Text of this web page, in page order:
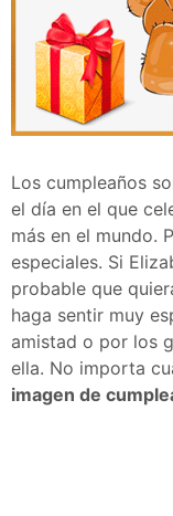
Los cumpleaños
el día en el que
más en el mundo.
especiales. Si
probable que
haga sentir muy
amistad o por los
ella. No importa
imagen de